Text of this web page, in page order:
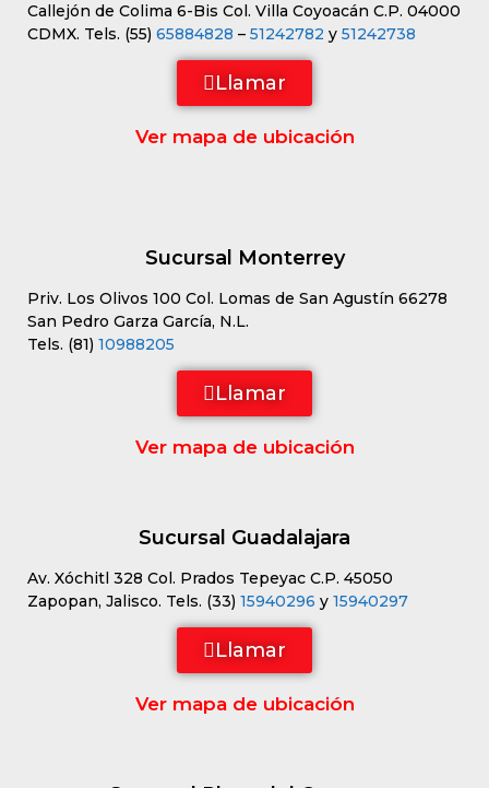
Callejón de Colima 6-Bis Col. Villa Coyoacán C.P. 04000
CDMX. Tels. (55) 65884828 – 51242782 y 51242738
Llamar
Ver mapa de ubicación
Sucursal Monterrey
Priv. Los Olivos 100 Col. Lomas de San Agustín 66278
San Pedro Garza García, N.L.
Tels. (81) 10988205
Llamar
Ver mapa de ubicación
Sucursal Guadalajara
Av. Xóchitl 328 Col. Prados Tepeyac C.P. 45050
Zapopan, Jalisco. Tels. (33) 15940296 y 15940297
Llamar
Ver mapa de ubicación